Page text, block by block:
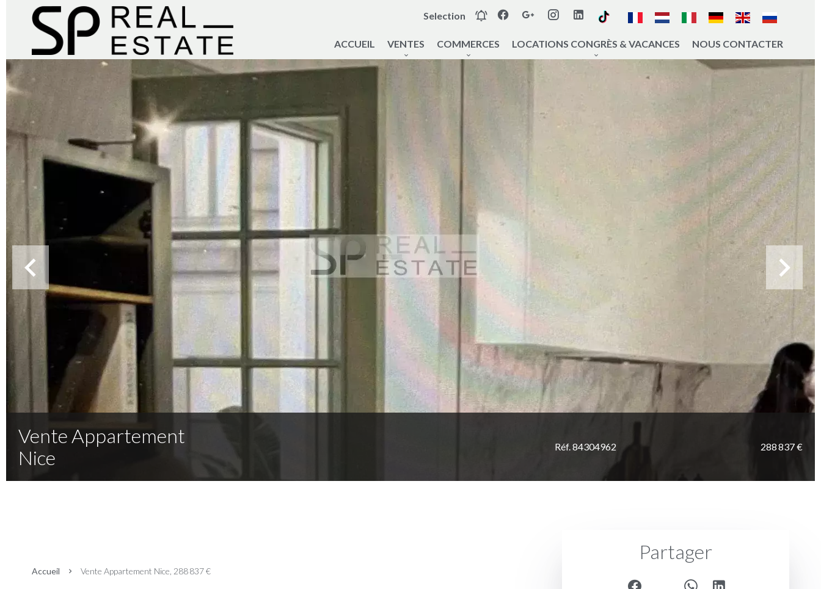
Selection
ACCUEIL VENTES COMMERCES LOCATIONS CONGRÈS & VACANCES NOUS CONTACTER
Vente Appartement
Nice
Réf. 84304962 288 837 €
Accueil Vente Appartement Nice, 288 837 €
Partager